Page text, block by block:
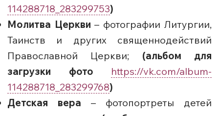
114288718_283299753)
Молитва Церкви – фотографии Литургии,
Таинств и других священнодействий
Православной Церкви;
(альбом для
загрузки фото https://vk.com/album-
114288718_283299768)
Детская вера – фотопортреты детей